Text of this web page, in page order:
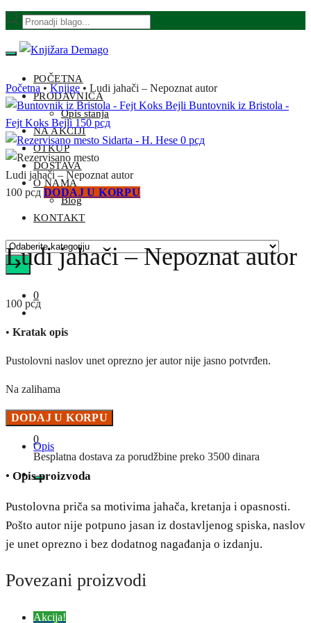
Skip
navigation
Skip
content
Products
POČETNA
PRODAVNICA
Opis stanja
NA AKCIJI
OTKUP
DOSTAVA
O NAMA
Blog
KONTAKT
Odaberite
kategoriju
0
0
Besplatna dostava za porudžbine preko 3500 dinara
Početna • Knjige • Ludi jahači – Nepoznat autor
Buntovnik iz Bristola -
Fejt Koks Bejli 150 рсд
Sidarta - H. Hese 0 рсд
Ludi jahači – Nepoznat autor
100 рсд DODAJ U KORPU
Ludi jahači – Nepoznat autor
100 рсд
• Kratak opis
Pustolovni naslov unet oprezno jer autor nije jasno potvrđen.
Na zalihama
Ludi
Nepoznat
autor
količina
DODAJ U KORPU
Opis
• Opis proizvoda
Pustolovna priča sa motivima jahača, kretanja i opasnosti.
Pošto autor nije potpuno jasan iz dostavljenog spiska, naslov
je unet oprezno i bez dodatnog nagađanja o izdanju.
Povezani proizvodi
Akcija!